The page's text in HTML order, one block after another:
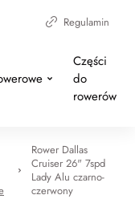
Regulamin
Części
do
rowerów
Rower Dallas
Cruiser 26" 7spd
Lady Alu czarno-
czerwony